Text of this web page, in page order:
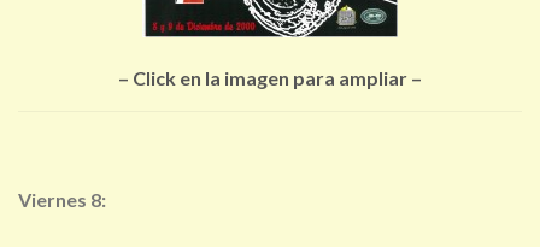
– Click en la imagen para ampliar –
Viernes 8: